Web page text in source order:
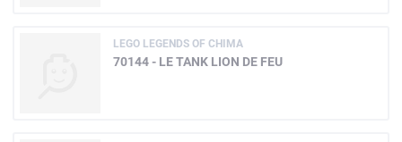
LEGO LEGENDS OF CHIMA
70144 - LE TANK LION DE FEU